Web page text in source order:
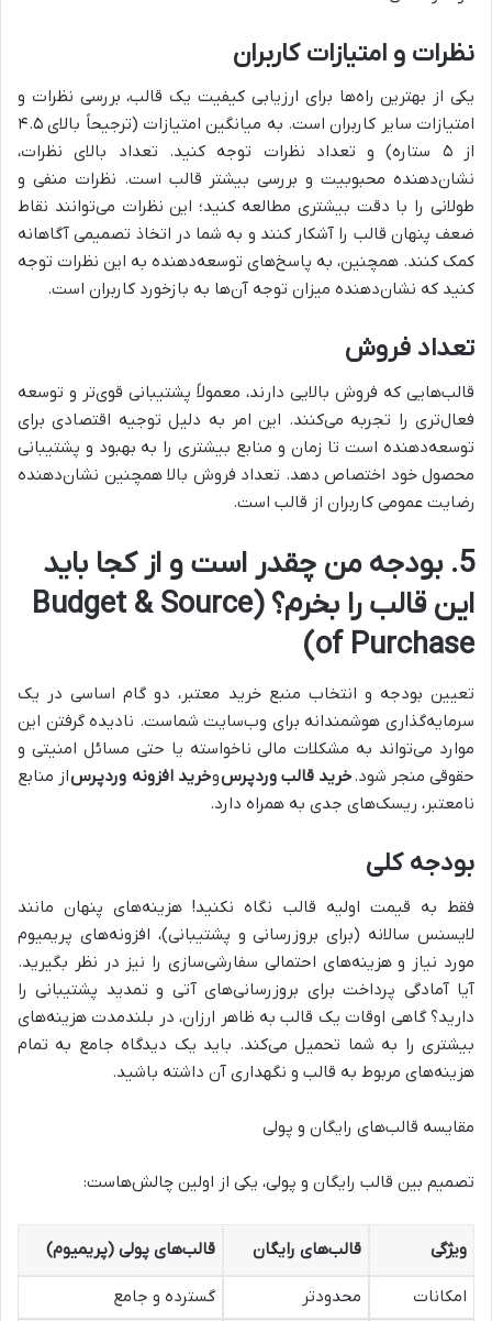
نظرات و امتیازات کاربران
یکی از بهترین راه‌ها برای ارزیابی کیفیت یک قالب، بررسی نظرات و
امتیازات سایر کاربران است. به میانگین امتیازات (ترجیحاً بالای ۴.۵
از ۵ ستاره) و تعداد نظرات توجه کنید. تعداد بالای نظرات،
نشان‌دهنده محبوبیت و بررسی بیشتر قالب است. نظرات منفی و
طولانی را با دقت بیشتری مطالعه کنید؛ این نظرات می‌توانند نقاط
ضعف پنهان قالب را آشکار کنند و به شما در اتخاذ تصمیمی آگاهانه
کمک کنند. همچنین، به پاسخ‌های توسعه‌دهنده به این نظرات توجه
کنید که نشان‌دهنده میزان توجه آن‌ها به بازخورد کاربران است.
تعداد فروش
قالب‌هایی که فروش بالایی دارند، معمولاً پشتیبانی قوی‌تر و توسعه
فعال‌تری را تجربه می‌کنند. این امر به دلیل توجیه اقتصادی برای
توسعه‌دهنده است تا زمان و منابع بیشتری را به بهبود و پشتیبانی
محصول خود اختصاص دهد. تعداد فروش بالا همچنین نشان‌دهنده
رضایت عمومی کاربران از قالب است.
5. بودجه من چقدر است و از کجا باید
این قالب را بخرم؟ (Budget & Source
of Purchase)
تعیین بودجه و انتخاب منبع خرید معتبر، دو گام اساسی در یک
سرمایه‌گذاری هوشمندانه برای وب‌سایت شماست. نادیده گرفتن این
موارد می‌تواند به مشکلات مالی ناخواسته یا حتی مسائل امنیتی و
حقوقی منجر شود.خرید قالب وردپرسوخرید افزونه وردپرساز منابع
نامعتبر، ریسک‌های جدی به همراه دارد.
بودجه کلی
فقط به قیمت اولیه قالب نگاه نکنید! هزینه‌های پنهان مانند
لایسنس سالانه (برای بروزرسانی و پشتیبانی)، افزونه‌های پریمیوم
مورد نیاز و هزینه‌های احتمالی سفارشی‌سازی را نیز در نظر بگیرید.
آیا آمادگی پرداخت برای بروزرسانی‌های آتی و تمدید پشتیبانی را
دارید؟ گاهی اوقات یک قالب به ظاهر ارزان، در بلندمدت هزینه‌های
بیشتری را به شما تحمیل می‌کند. باید یک دیدگاه جامع به تمام
هزینه‌های مربوط به قالب و نگهداری آن داشته باشید.
مقایسه قالب‌های رایگان و پولی
تصمیم بین قالب رایگان و پولی، یکی از اولین چالش‌هاست:
ویژگی قالب‌های رایگان قالب‌های پولی (پریمیوم)
امکانات محدودتر گسترده و جامع